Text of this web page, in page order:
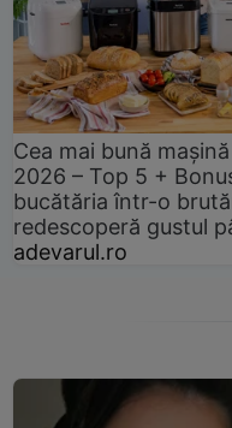
Cea mai bună
2026 – Top 5 +
bucătăria într-o
redescoperă gustul
adevarul.ro